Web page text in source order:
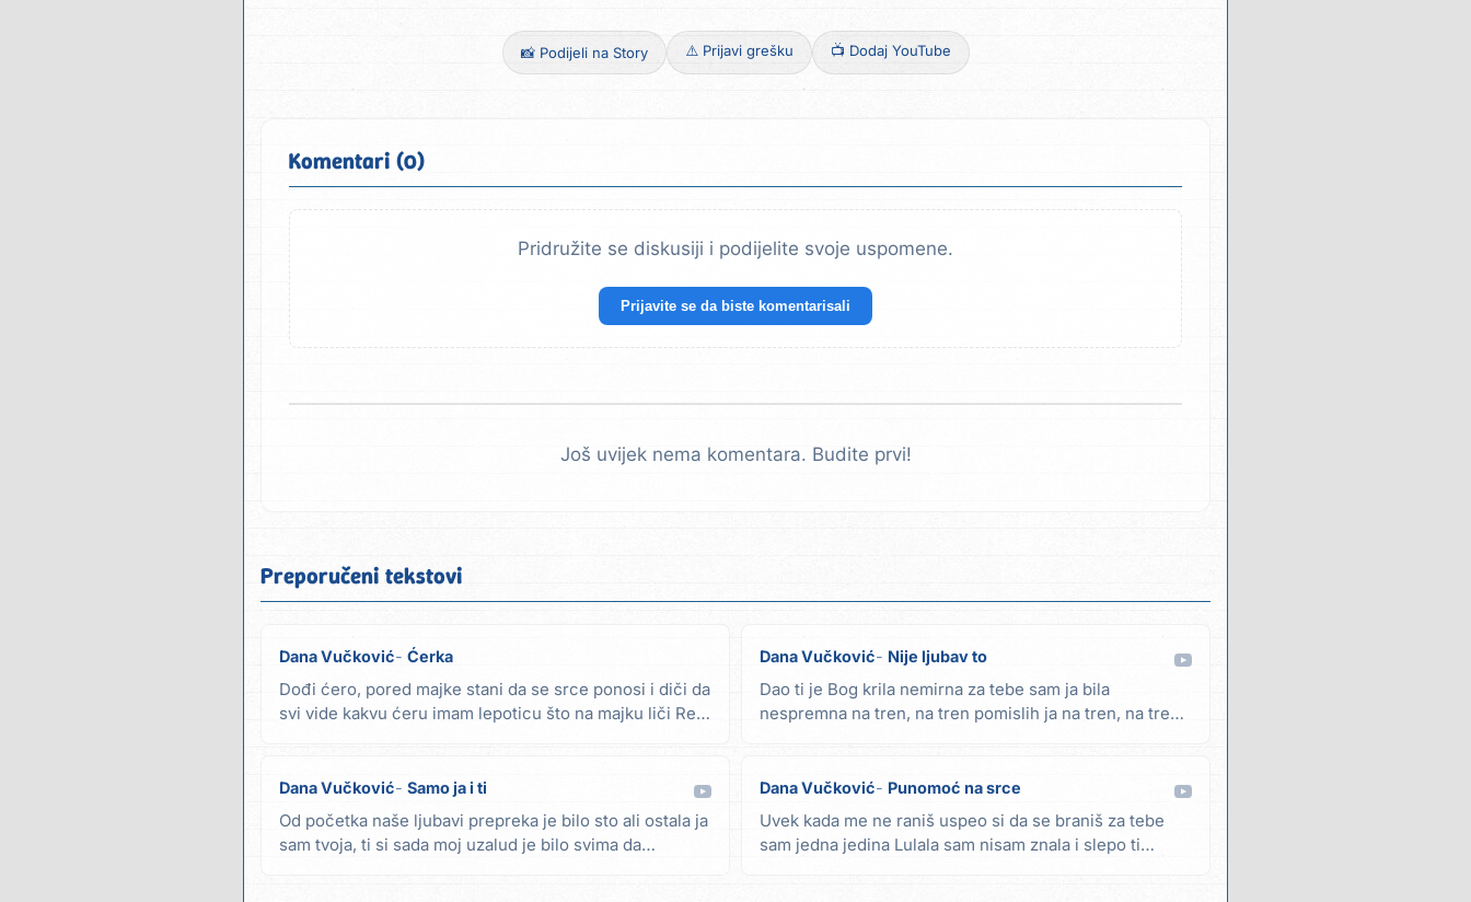
📸 Podijeli na Story ⚠️ Prijavi grešku 📺 Dodaj YouTube
Komentari (0)
Pridružite se diskusiji i podijelite svoje uspomene.
Prijavite se da biste komentarisali
Još uvijek nema komentara. Budite prvi!
Preporučeni tekstovi
Dana Vučković Ćerka
Dođi ćero, pored majke stani da se srce ponosi i diči da
svi vide kakvu ćeru imam lepoticu što na majku liči Ref.
Dana Vučković Nije ljubav to
Dao ti je Bog krila nemirna za tebe sam ja bila
nespremna na tren, na tren pomislih ja na tren, na tren
Dana Vučković Samo ja i ti
Od početka naše ljubavi prepreka je bilo sto ali ostala ja
sam tvoja, ti si sada moj uzalud je bilo svima da
Dana Vučković Punomoć na srce
Uvek kada me ne raniš uspeo si da se braniš za tebe
sam jedna jedina Lulala sam nisam znala i slepo ti